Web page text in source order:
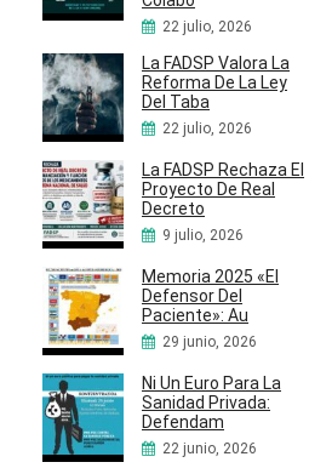
22 julio, 2026
La FADSP Valora La
Reforma De La Ley
Del Taba
22 julio, 2026
La FADSP Rechaza El
Proyecto De Real
Decreto
9 julio, 2026
Memoria 2025 «El
Defensor Del
Paciente»: Au
29 junio, 2026
Ni Un Euro Para La
Sanidad Privada:
Defendam
22 junio, 2026